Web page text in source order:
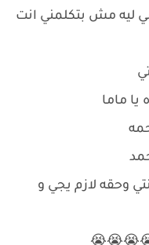
ليه مش بتكلمني انت
ماما
وحقه لازم يجي و